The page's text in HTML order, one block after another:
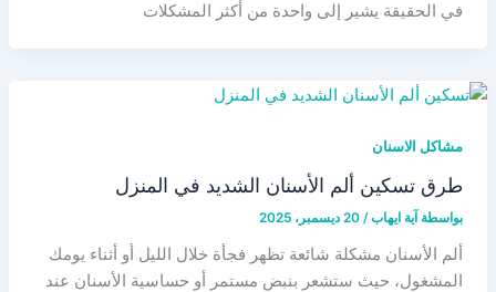
في الحقيقة يشير إلى واحدة من أكثر المشكلات
مشاكل الاسنان
طرق تسكين ألم الأسنان الشديد في المنزل
بواسطة آية ايهاب/ 20 ديسمبر، 2025
ألم الأسنان مشكلة شائعة تظهر فجأة خلال الليل أو أثناء يومك
المشغول، حيث ستشعر بنبض مستمر أو حساسية الأسنان عند